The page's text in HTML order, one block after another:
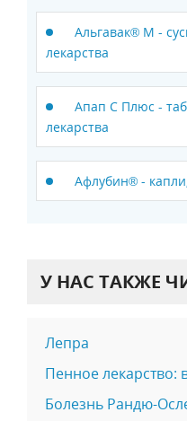
Альгавак® М -
лекарства
Апап С Плюс -
лекарства
Афлубин® -
У НАС ТАКЖЕ
Лепра
Пенное лекарство:
Болезнь Рандю-